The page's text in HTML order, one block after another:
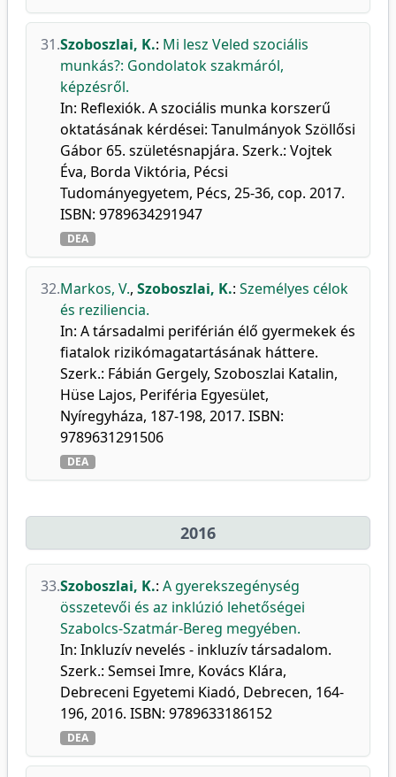
31.Szoboszlai, K.: Mi lesz Veled szociális
munkás?: Gondolatok szakmáról,
képzésről.
In: Reflexiók. A szociális munka korszerű
oktatásának kérdései: Tanulmányok Szöllősi
Gábor 65. születésnapjára. Szerk.: Vojtek
Éva, Borda Viktória, Pécsi
Tudományegyetem, Pécs, 25-36, cop. 2017.
ISBN: 9789634291947
DEA
32.Markos, V., Szoboszlai, K.: Személyes célok
és reziliencia.
In: A társadalmi periférián élő gyermekek és
fiatalok rizikómagatartásának háttere.
Szerk.: Fábián Gergely, Szoboszlai Katalin,
Hüse Lajos, Periféria Egyesület,
Nyíregyháza, 187-198, 2017. ISBN:
9789631291506
DEA
2016
33.Szoboszlai, K.: A gyerekszegénység
összetevői és az inklúzió lehetőségei
Szabolcs-Szatmár-Bereg megyében.
In: Inkluzív nevelés - inkluzív társadalom.
Szerk.: Semsei Imre, Kovács Klára,
Debreceni Egyetemi Kiadó, Debrecen, 164-
196, 2016. ISBN: 9789633186152
DEA